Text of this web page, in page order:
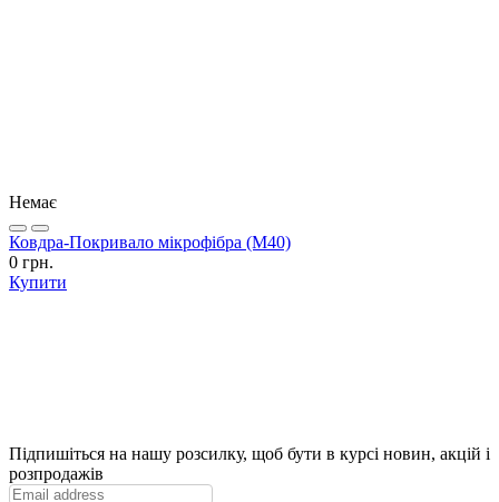
Немає
Ковдра-Покривало мікрофібра (М40)
0 грн.
Купити
Підпишіться на нашу розсилку, щоб бути в курсі новин, акцій і
розпродажів